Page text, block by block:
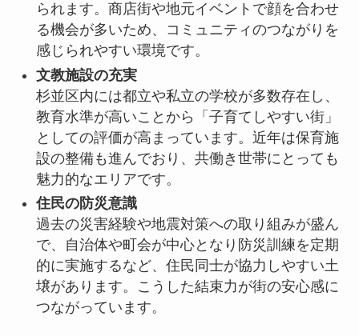
られます。商店街や地元イベントで顔を合わせ
る機会が多いため、コミュニティのつながりを
感じられやすい環境です。
文教施設の充実
杉並区内には都立や私立の学校が多数存在し、
教育水準が高いことから「子育てしやすい街」
としての評価が高まっています。近年は保育施
設の整備も進んでおり、共働き世帯にとっても
魅力的なエリアです。
住民の防災意識
過去の災害経験や地震対策への取り組みが盛ん
で、自治体や町会が中心となり防災訓練を定期
的に実施するなど、住民同士が協力しやすい土
壌があります。こうした結束力が街の安心感に
つながっています。